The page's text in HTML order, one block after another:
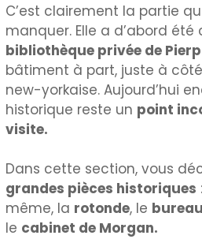
C’est clairement la partie
manquer. Elle a d’abord
bibliothèque privée de
bâtiment à part, juste à
new-yorkaise. Aujourd’hui
historique reste un point
visite.
Dans cette section, vous
grandes pièces historiques
même, la rotonde, le
le cabinet de Morgan.